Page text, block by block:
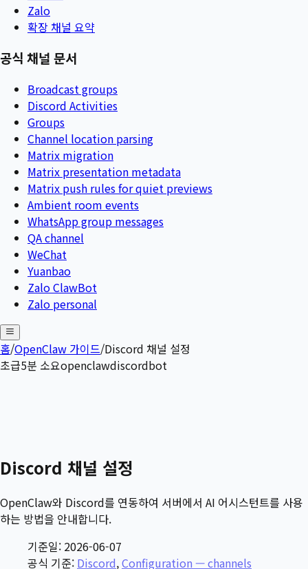
Zalo
확장 채널 요약
공식 채널 문서
Broadcast groups
Discord Activities
Groups
Channel location parsing
Matrix migration
Matrix presentation metadata
Matrix push rules for quiet previews
Ambient room events
WhatsApp group messages
QA channel
WeChat
Yuanbao
Zalo ClawBot
Zalo personal
홈/OpenClaw 가이드/Discord 채널 설정
초급5분 소요openclawdiscordbot
Discord 채널 설정
OpenClaw와 Discord를 연동하여 서버에서 AI 어시스턴트를 사용
하는 방법을 안내합니다.
기준일: 2026-06-07
공식 기준: Discord,Configuration — channels